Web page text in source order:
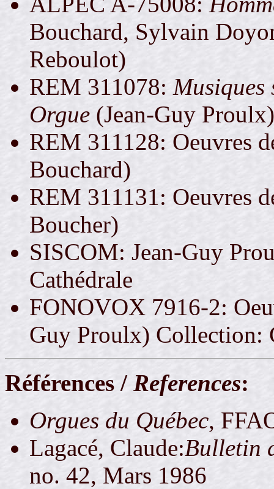
Bouchard, Sylvain
Reboulot)
REM 311078: Musiques
Orgue (Jean-Guy Proulx)
REM 311128: Oeuvres
Bouchard)
REM 311131: Oeuvres
Boucher)
SISCOM: Jean-Guy
Cathédrale
FONOVOX 7916-2:
Guy Proulx) Collection:
Références / References:
Orgues du Québec,
Lagacé, Claude:Bulletin
no. 42, Mars 1986